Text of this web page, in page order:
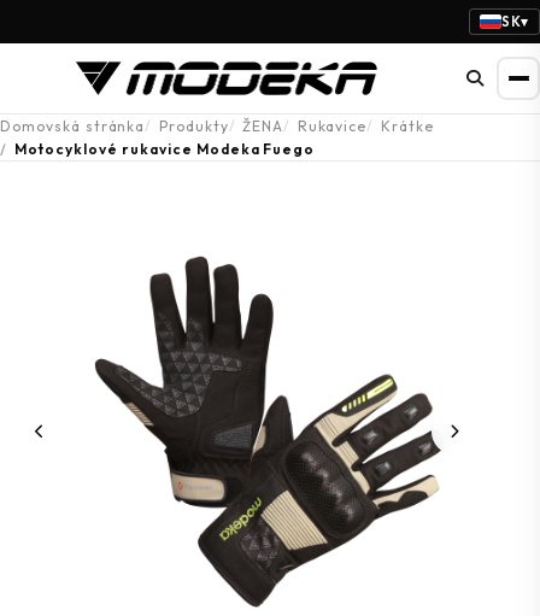
SK▾
Domovská stránka Produkty ŽENA Rukavice
Krátke
Motocyklové rukavice Modeka Fuego